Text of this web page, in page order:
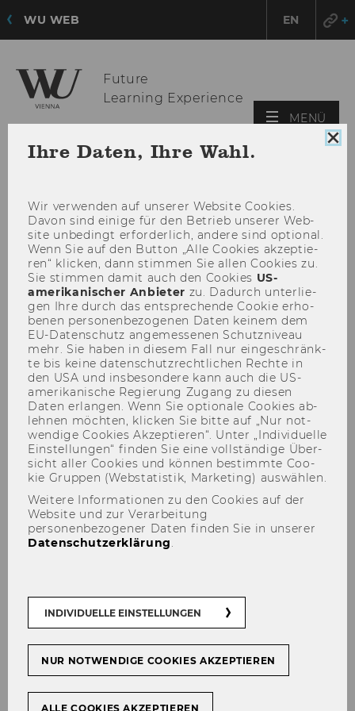
WU WEB EN
Future
Learning Experience
MENÜ
Seamless Learning Conference
2024
AI as a Co-Teacher?
Learning Conference at WU Vienna!
Ihre Daten, Ihre Wahl.
Wir ver­wen­den auf un­se­rer Web­site Coo­kies.
Davon sind ei­ni­ge für den Be­trieb un­se­rer Web­
site un­be­dingt er­for­der­lich, an­de­re sind op­tio­nal.
Wenn Sie auf den But­ton „Alle Coo­kies ak­zep­tie­
ren“ kli­cken, dann stim­men Sie allen Coo­kies zu.
Sie stim­men damit auch den Coo­kies US-​
amerikanischer An­bie­ter zu. Da­durch un­ter­lie­
gen Ihre durch das ent­spre­chen­de Coo­kie er­ho­
be­nen per­so­nen­be­zo­ge­nen Daten kei­nem dem
EU-​Datenschutz an­ge­mes­se­nen Schutz­ni­veau
mehr. Sie haben in die­sem Fall nur ein­ge­schränk­
te bis keine da­ten­schutz­recht­li­chen Rech­te in
den USA und ins­be­son­de­re kann auch die US-​
amerikanische Re­gie­rung Zu­gang zu die­sen
Daten er­lan­gen. Wenn Sie op­tio­na­le Coo­kies ab­
leh­nen möch­ten, kli­cken Sie bitte auf „Nur not­
wen­di­ge Coo­kies Ak­zep­tie­ren“. Unter „In­di­vi­du­el­le
Ein­stel­lun­gen“ fin­den Sie eine voll­stän­di­ge Über­
sicht aller Coo­kies und kön­nen be­stimm­te Coo­
kie Grup­pen (Web­sta­tis­tik, Mar­ke­ting) aus­wäh­len.
Weitere Informationen zu den Cookies auf der
Website und zur Verarbeitung
personenbezogener Daten finden Sie in unserer
Datenschutzerklärung
INDIVIDUELLE EINSTELLUNGEN
NUR NOTWENDIGE COOKIES AKZEPTIEREN
ALLE COOKIES AKZEPTIEREN